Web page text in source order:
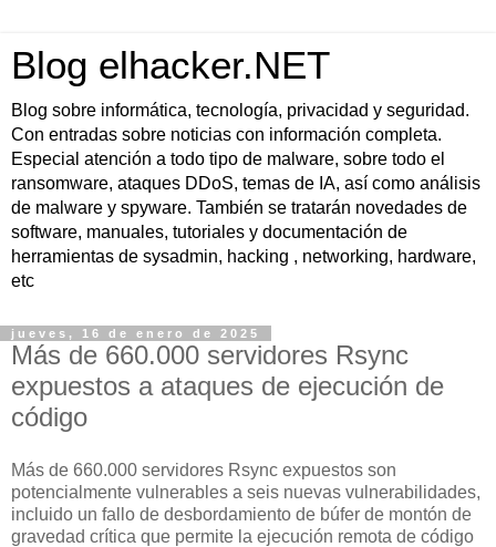
Blog elhacker.NET
Blog sobre informática, tecnología, privacidad y seguridad.
Con entradas sobre noticias con información completa.
Especial atención a todo tipo de malware, sobre todo el
ransomware, ataques DDoS, temas de IA, así como análisis
de malware y spyware. También se tratarán novedades de
software, manuales, tutoriales y documentación de
herramientas de sysadmin, hacking , networking, hardware,
etc
jueves, 16 de enero de 2025
Más de 660.000 servidores Rsync
expuestos a ataques de ejecución de
código
Más de 660.000 servidores Rsync expuestos son
potencialmente vulnerables a seis nuevas vulnerabilidades,
incluido un fallo de desbordamiento de búfer de montón de
gravedad crítica que permite la ejecución remota de código